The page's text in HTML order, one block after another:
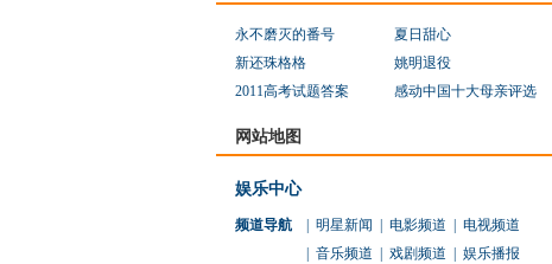
永不磨灭的番号 夏日甜心
新还珠格格
姚明退役
2011高考试题答案
感动中国十大母亲评选
网站地图
娱乐中心
频道导航 明星新闻 电影频道
电视频道
音乐频道 戏剧频道
娱乐播报